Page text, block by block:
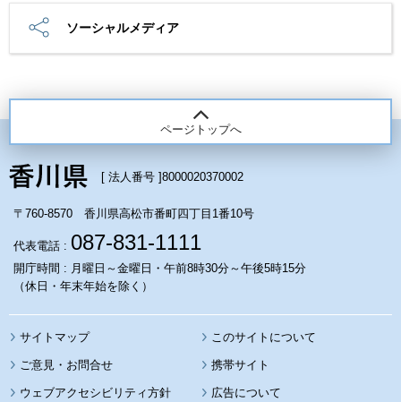
ソーシャルメディア
ページトップへ
[ 法人番号 ]8000020370002
〒760-8570 香川県高松市番町四丁目1番10号
代表電話 : 087-831-1111
開庁時間 : 月曜日～金曜日・午前8時30分～午後5時15分
（休日・年末年始を除く）
サイトマップ このサイトについて
携帯サイト
ウェブアクセシビリティ方針 広告について